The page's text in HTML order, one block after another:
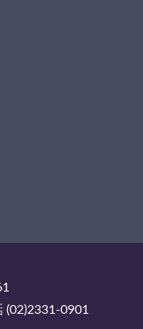
(02)2331-0901